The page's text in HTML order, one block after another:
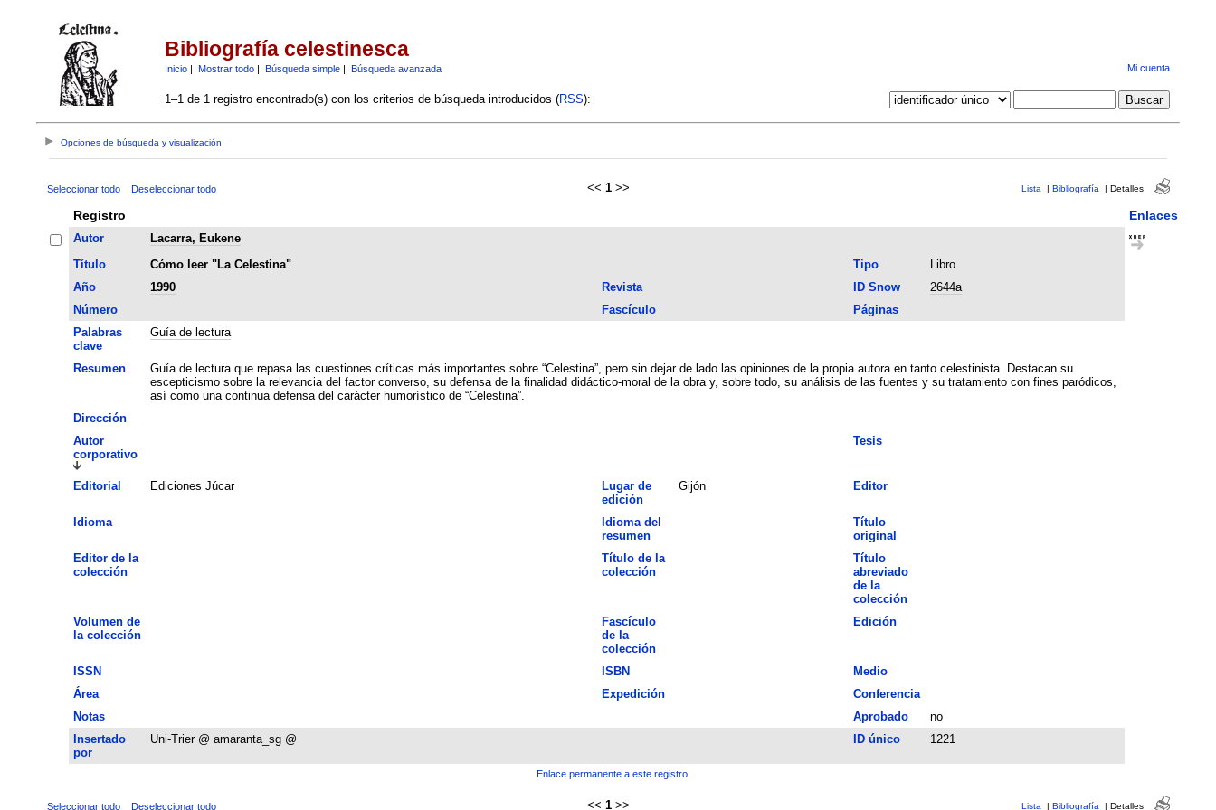
Bibliografía celestinesca
Inicio| Mostrar todo| Búsqueda simple| Búsqueda avanzada Mi cuenta
1–1 de 1 registro encontrado(s) con los criterios de búsqueda introducidos (RSS):
Opciones de búsqueda y visualización
Seleccionar todo Deseleccionar todo << 1 >> Lista | Bibliografía | Detalles
Registro Enlaces
Autor
Lacarra, Eukene
Título
Cómo leer "La Celestina" Tipo
Libro
Año
1990 Revista ID Snow
2644a
Número
Fascículo
Páginas
Palabras
clave
Guía de lectura
Resumen
Guía de lectura que repasa las cuestiones críticas más importantes sobre “Celestina”, pero sin dejar de lado las opiniones de la propia autora en tanto celestinista. Destacan su
escepticismo sobre la relevancia del factor converso, su defensa de la finalidad didáctico-moral de la obra y, sobre todo, su análisis de las fuentes y su tratamiento con fines paródicos,
así como una continua defensa del carácter humorístico de “Celestina”.
Dirección
Autor
corporativo
Tesis
Editorial Ediciones Júcar
Lugar de
edición
Gijón Editor
Idioma
Idioma del
resumen
Título
original
Editor de la
colección
Título de la
colección
Título
abreviado
de la
colección
Volumen de
la colección
Fascículo
de la
colección
Edición
ISSN ISBN
Medio
Área
Expedición
Conferencia
Notas
Aprobado
no
Insertado
por
Uni-Trier @ amaranta_sg @ ID único 1221
Enlace permanente a este registro
Seleccionar todo Deseleccionar todo << 1 >> Lista | Bibliografía | Detalles